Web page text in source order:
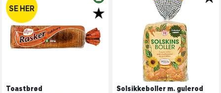
SE HER
Toastbrød
Solsikkeboller m. gulerod